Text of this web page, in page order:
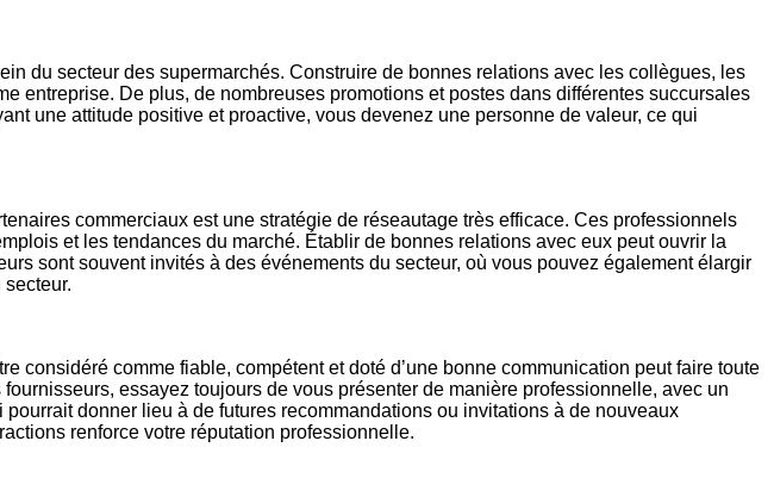
du secteur des supermarchés. Construire de bonnes relations avec les collègues, les
entreprise. De plus, de nombreuses promotions et postes dans différentes succursales
une attitude positive et proactive, vous devenez une personne de valeur, ce qui
commerciaux est une stratégie de réseautage très efficace. Ces professionnels
et les tendances du marché. Établir de bonnes relations avec eux peut ouvrir la
sont souvent invités à des événements du secteur, où vous pouvez également élargir
considéré comme fiable, compétent et doté d’une bonne communication peut faire toute
essayez toujours de vous présenter de manière professionnelle, avec un
donner lieu à de futures recommandations ou invitations à de nouveaux
renforce votre réputation professionnelle.